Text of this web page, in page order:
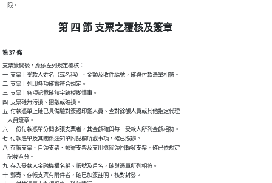
    限。
第 四 節 支票之覆核及簽章
第 37 條
支票簽開後，應依左列規定覆核：
一  支票上受款人姓名（或名稱）、金額及收件編號，確與付款憑單相符。
二  支票上列印各項確實符合規定。
三  支票上各項記載確無字跡模糊情事。
四  支票確無污損、摺皺或破損。
五  付款憑單上確已具備驗對簽證印鑑人員、查對餘額人員或其他指定代理
    人員簽章。
六  一份付款憑單分開多張支票者，其金額確與每一受款人所列金額相符。
七  付款憑單及其關係通知單附記欄所載事項，確已照辦。
八  存帳支票、自領支票、郵寄支票及支用機關領回轉發支票，確已依規定
    記載區分。
九  存入受款人金融機構名稱、帳號及戶名，確與憑單所列相符。
十  郵寄、存帳支票有附件者，確已加簽註明，核對封發。